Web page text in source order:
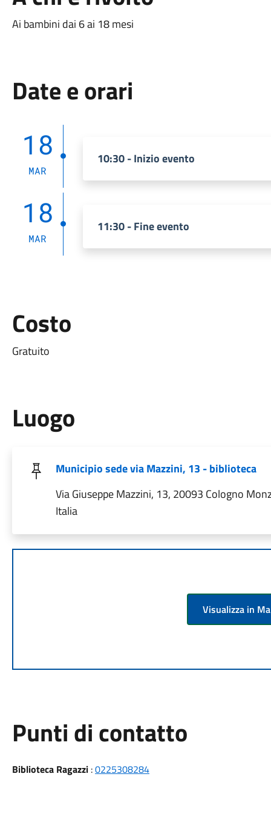
Ai bambini dai 6 ai 18 mesi
Date e orari
18
MAR
10:30 - Inizio evento
18
MAR
11:30 - Fine evento
Costo
Gratuito
Luogo
Municipio sede via Mazzini, 13 - biblioteca
Via Giuseppe Mazzini, 13, 20093 Cologno
Italia
Visualizza in
Punti di contatto
Biblioteca Ragazzi:0225308284